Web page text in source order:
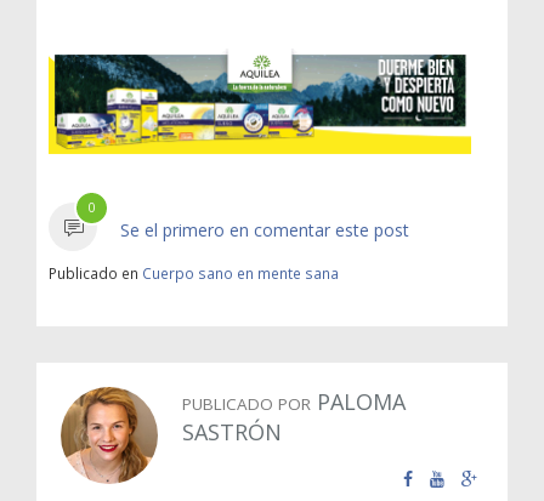
0
Se el primero en comentar este post
Publicado en Cuerpo sano en mente sana
PUBLICADO POR PALOMA
SASTRÓN